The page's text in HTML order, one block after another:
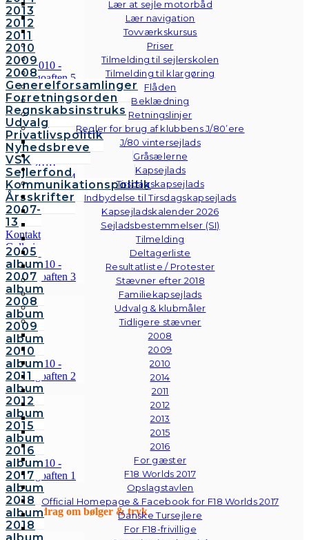
Lær at sejle motorbåd
Lær navigation
Tovværkskursus
Priser
Tilmelding til sejlerskolen
Tilmelding til klargøring
Flåden
Beklædning
Retningslinjer
Regler for brug af klubbens J/80’ere
J/80 vintersejlads
Gråsælerne
Kapsejlads
Tirsdagskapsejlads
Indbydelse til Tirsdagskapsejlads
Kapsejladskalender 2026
Sejladsbestemmelser (SI)
Tilmelding
Deltagerliste
Resultatliste / Protester
Stævner efter 2018
Familiekapsejlads
Udvalg & klubmåler
Tidligere stævner
2008
2009
2010
2014
2011
2012
2013
2015
2016
For gæster
F18 Worlds 2017
Opslagstavlen
Official Homepage & Facebook for F18 Worlds 2017
Danske Tursejlere
For F18-frivillige
2013
2012
2011
2010
2009
2008
Generelforsamlinger
Forretningsorden
Regnskabsinstruks
Udvalg
Privatlivspolitik
Nyhedsbreve
VSK
Sejlerfond
Kommunikationspolitik
Årsskrifter
2007-
13
Kontakt
Galleri
Andre
fotos
2005
album
2007
album
2008
album
2009
album
2010
album
2011
album
2012
album
2015
album
2016
album
2017
album
2018
album
2018
Foredrag om bølger & tryk